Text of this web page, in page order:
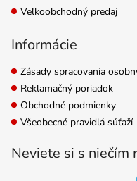
Veľkoobchodný predaj
Informácie
Zásady spracovania
Reklamačný poriadok
Obchodné podmienky
Všeobecné pravidlá súťaží
Neviete si s niečím